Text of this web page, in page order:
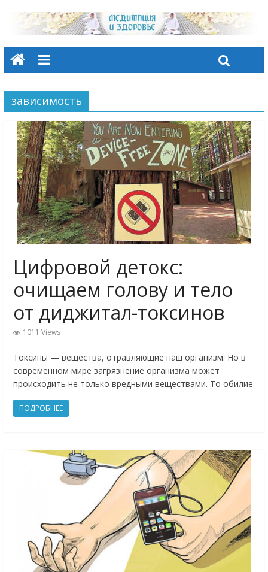
зависимость
Цифровой детокс:
очищаем голову и тело
от диджитал-токсинов
1011 Views
Токсины — вещества, отравляющие наш организм. Но в
современном мире загрязнение организма может
происходить не только вредными веществами. То обилие
ПОДРОБНЕЕ